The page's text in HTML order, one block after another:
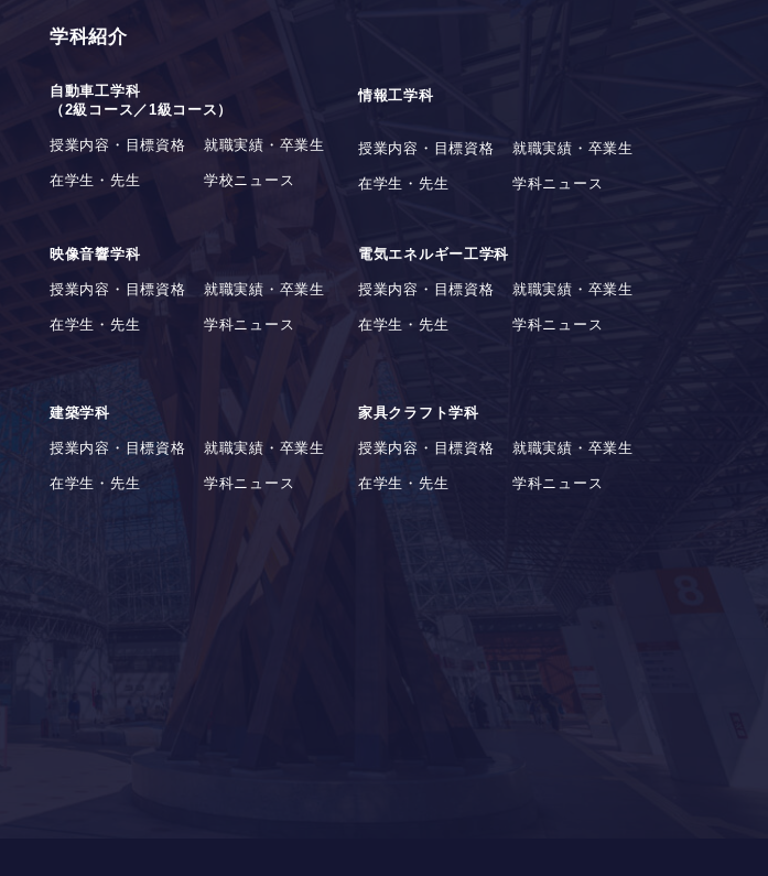
学科紹介
自動車工学科
（2級コース／1級コース）
授業内容・目標資格 就職実績・卒業生
在学生・先生 学校ニュース
情報工学科
授業内容・目標資格 就職実績・卒業生
在学生・先生 学科ニュース
映像音響学科
授業内容・目標資格 就職実績・卒業生
在学生・先生 学科ニュース
電気エネルギー工学科
授業内容・目標資格 就職実績・卒業生
在学生・先生 学科ニュース
建築学科
授業内容・目標資格 就職実績・卒業生
在学生・先生 学科ニュース
家具クラフト学科
授業内容・目標資格 就職実績・卒業生
在学生・先生 学科ニュース